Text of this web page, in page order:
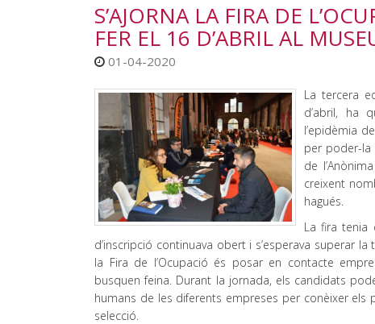
S’AJORNA LA FIRA DE
FER EL 16 D’ABRIL AL
01-04-2020
La tercera
d’abril, ha
l’epidèmia
per poder-la
de
creixent
hagués.
La fira tenia
d’inscripció continuava obert i s’esperava superar
la Fira de l’Ocupació és posar en contacte
busquen feina. Durant la jornada, els candidats
humans de les diferents empreses per conèixer
selecció.